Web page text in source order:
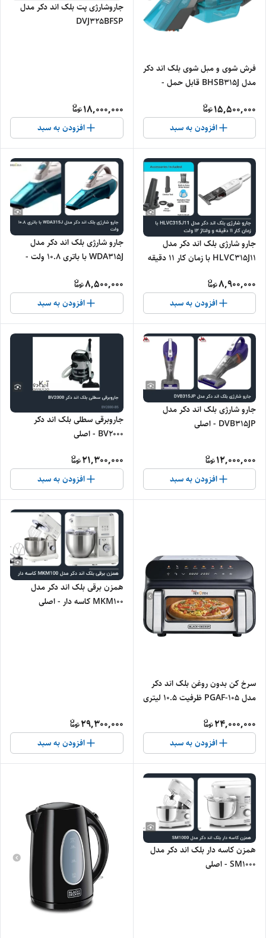
فرش شوی و مبل شوی بلک اند دکر
مدل BHSB315J قابل حمل -
15,500,000
افزودن به سبد
جاروشارژی پت بلک اند دکر مدل
DVJ325BFSP
18,000,000
افزودن به سبد
جارو شارژی بلک اند دکر مدل
HLVC315J11 با زمان کار ۱۱ دقیقه
8,900,000
افزودن به سبد
جارو شارژی بلک اند دکر مدل
WDA315J با باتری ۱۰.۸ ولت -
8,500,000
افزودن به سبد
جارو شارژی بلک اند دکر مدل
DVB315JP - اصلی
12,000,000
افزودن به سبد
جاروبرقی سطلی بلک اند دکر
BV2000 - اصلی
21,300,000
افزودن به سبد
سرخ کن بدون روغن بلک اند دکر
مدل PGAF-105 ظرفیت 10.5 لیتری
24,000,000
افزودن به سبد
همزن برقی بلک اند دکر مدل
MKM100 کاسه دار - اصلی
29,300,000
افزودن به سبد
همزن کاسه دار بلک اند دکر مدل
SM1000 - اصلی